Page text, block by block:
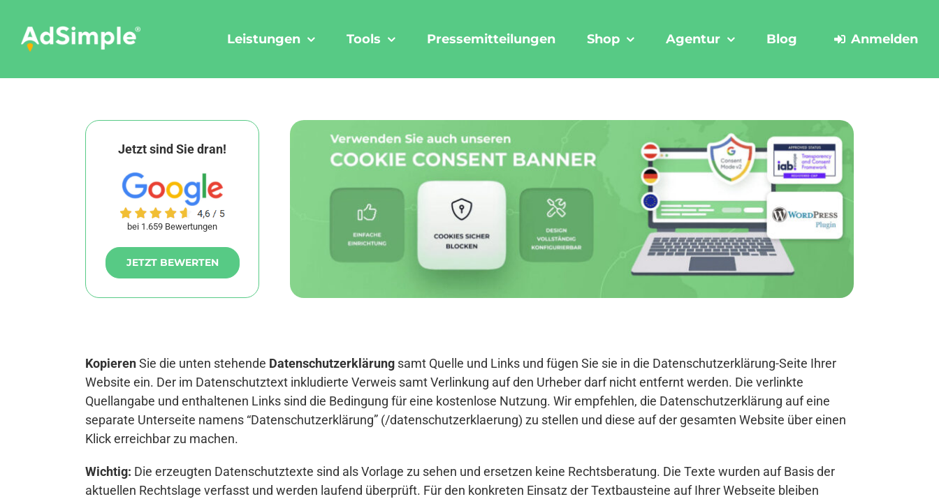
content
Leistungen Tools Pressemitteilungen Shop Agentur Blog Anmelden
Jetzt sind Sie dran!
bei 1.659 Bewertungen
JETZT BEWERTEN
KopierenSie die unten stehende Datenschutzerklärung samt Quelle und Links und fügen Sie sie in die Datenschutzerklärung-Seite Ihrer
Website ein. Der im Datenschutztext inkludierte Verweis samt Verlinkung auf den Urheber darf nicht entfernt werden. Die verlinkte
Quellangabe und enthaltenen Links sind die Bedingung für eine kostenlose Nutzung. Wir empfehlen, die Datenschutzerklärung auf eine
separate Unterseite namens “Datenschutzerklärung” (/datenschutzerklaerung) zu stellen und diese auf der gesamten Website über einen
Klick erreichbar zu machen.
Wichtig: Die erzeugten Datenschutztexte sind als Vorlage zu sehen und ersetzen keine Rechtsberatung. Die Texte wurden auf Basis der
aktuellen Rechtslage verfasst und werden laufend überprüft. Für den konkreten Einsatz der Textbausteine auf Ihrer Webseite bleiben